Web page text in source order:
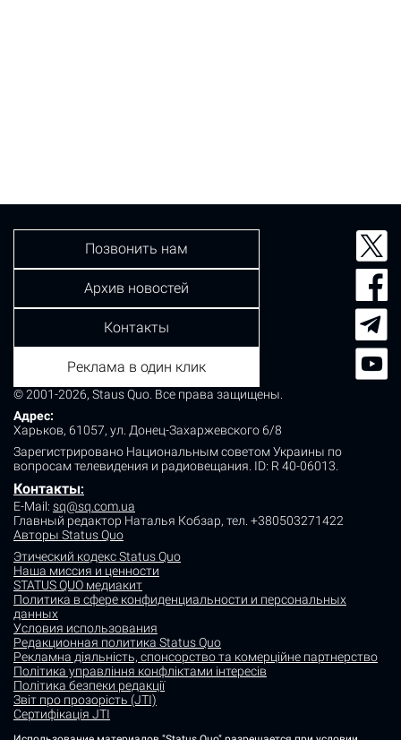
© 2001-2026, Staus Quo. Все права защищены.
Адрес:
Харьков, 61057, ул. Донец-Захаржевского 6/8
Зарегистрировано Национальным советом Украины по
вопросам телевидения и радиовещания. ID: R 40-06013.
Контакты:
E-Mail: sq@sq.com.ua
Главный редактор Наталья Кобзар, тел. +380503271422
Авторы Status Quo
Этический кодекс Status Quo
Наша миссия и ценности
STATUS QUO медиакит
Политика в сфере конфиденциальности и персональных
данных
Условия использования
Редакционная политика Status Quo
Рекламна діяльність, спонсорство та комерційне партнерство
Політика управління конфліктами інтересів
Політика безпеки редакції
Звіт про прозорість (JTI)
Сертифікація JTI
Позвонить нам
Архив новостей
Контакты
Реклама в один клик